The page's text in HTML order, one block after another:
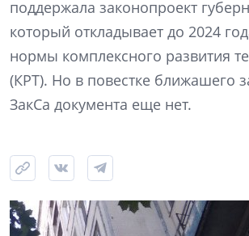
поддержала законопроект
который откладывает до 2024
нормы комплексного развития
(КРТ). Но в повестке ближашего
ЗакСа документа еще нет.